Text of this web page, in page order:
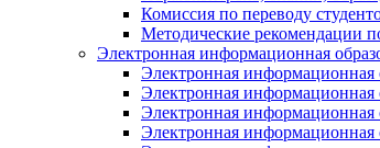
Комиссия по переводу
Методические рекомендации
Электронная информационная
Электронная
Электронная
Электронная
Электронная